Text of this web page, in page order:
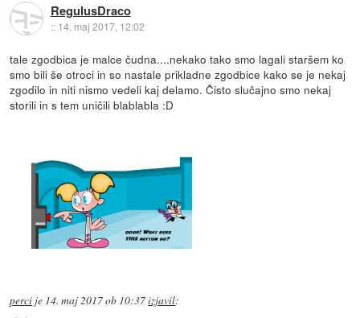
RegulusDraco
:: 14. maj 2017, 12:02
tale zgodbica je malce čudna....nekako tako smo lagali staršem ko
smo bili še otroci in so nastale prikladne zgodbice kako se je nekaj
zgodilo in niti nismo vedeli kaj delamo. Čisto slučajno smo nekaj
storili in s tem uničili blablabla :D
perci je 14. maj 2017 ob 10:37izjavil: